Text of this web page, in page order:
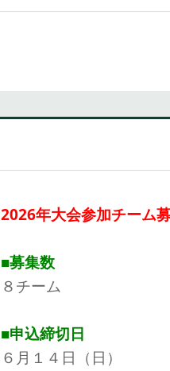
2026年大会参加チーム
■募集数
８チーム
■申込締切日
６月１４日（日）